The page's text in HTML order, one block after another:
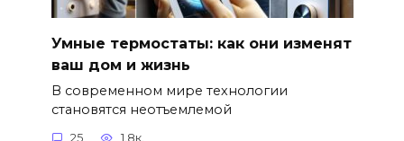
Умные термостаты: как они изменят
ваш дом и жизнь
В современном мире технологии
становятся неотъемлемой
25 1.8к.